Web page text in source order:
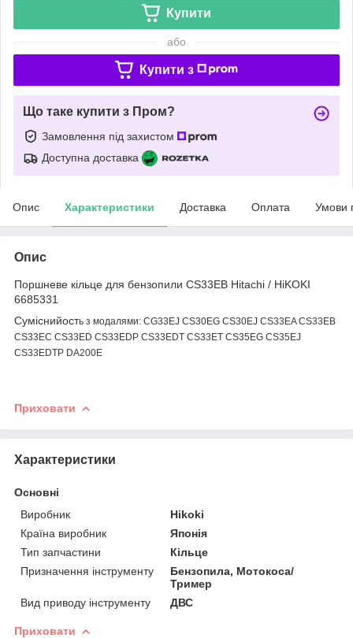
Купити
або
Купити з
Що таке купити з Пром?
Замовлення під захистом
Доступна доставка
Опис Характеристики Доставка Оплата Умови
Опис
Поршневе кільце для бензопили CS33EB Hitachi / HiKOKI
6685331
Суміснийость з модалями: CG33EJ CS30EG CS30EJ CS33EA CS33EB
CS33EC CS33ED CS33EDP CS33EDT CS33ET CS35EG CS35EJ
CS33EDTP DA200E
Приховати
Характеристики
Основні
Виробник
Hikoki
Країна виробник
Японія
Тип запчастини
Кільце
Призначення інструменту
Бензопила, Мотокоса/
Тример
Вид приводу інструменту
ДВС
Приховати